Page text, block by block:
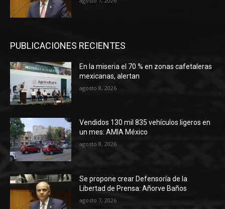
PUBLICACIONES RECIENTES
En la miseria el 70 % en zonas cafetaleras
mexicanas, alertan
agosto 8, 2026
Vendidos 130 mil 835 vehículos ligeros en
un mes: AMIA México
agosto 8, 2026
Se propone crear Defensoría de la
Libertad de Prensa: Añorve Baños
agosto 7, 2026